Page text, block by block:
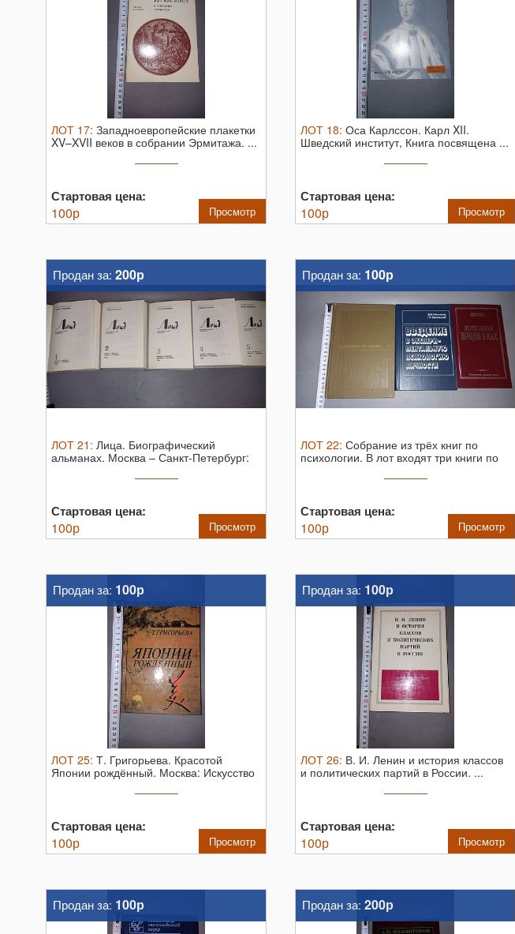
ЛОТ 17: Западноевропейские плакетки
XV–XVII веков в собрании Эрмитажа. ...
Стартовая цена:
100р Просмотр
ЛОТ 18: Оса Карлссон. Карл XII.
Шведский институт, Книга посвящена ...
Стартовая цена:
100р Просмотр
Продан за: 200р
ЛОТ 21 : Лица. Биографический
альманах. Москва – Санкт-Петербург:
Стартовая цена:
100р Просмотр
Продан за: 100р
ЛОТ 22: Собрание из трёх книг по
психологии. В лот входят три книги по
Стартовая цена:
100р Просмотр
Продан за: 100р
ЛОТ 25: Т. Григорьева. Красотой
Японии рождённый. Москва: Искусство
Стартовая цена:
100р Просмотр
Продан за: 100р
ЛОТ 26: В. И. Ленин и история классов
и политических партий в России. ...
Стартовая цена:
100р Просмотр
Продан за: 100р Продан за: 200р